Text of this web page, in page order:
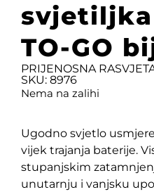
svjetiljka
TO-GO
PRIJENOSNA
SKU: 8976
Nema na zalihi
Ugodno svjetlo
vijek trajanja baterije.
stupanjskim
unutarnju i vanjsku